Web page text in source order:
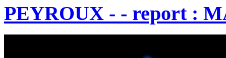
PEYROUX - - report :